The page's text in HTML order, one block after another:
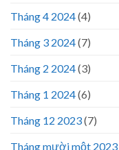
Tháng 4 2024(4)
Tháng 3 2024(7)
Tháng 2 2024(3)
Tháng 1 2024(6)
Tháng 12 2023(7)
Tháng mười một 2023